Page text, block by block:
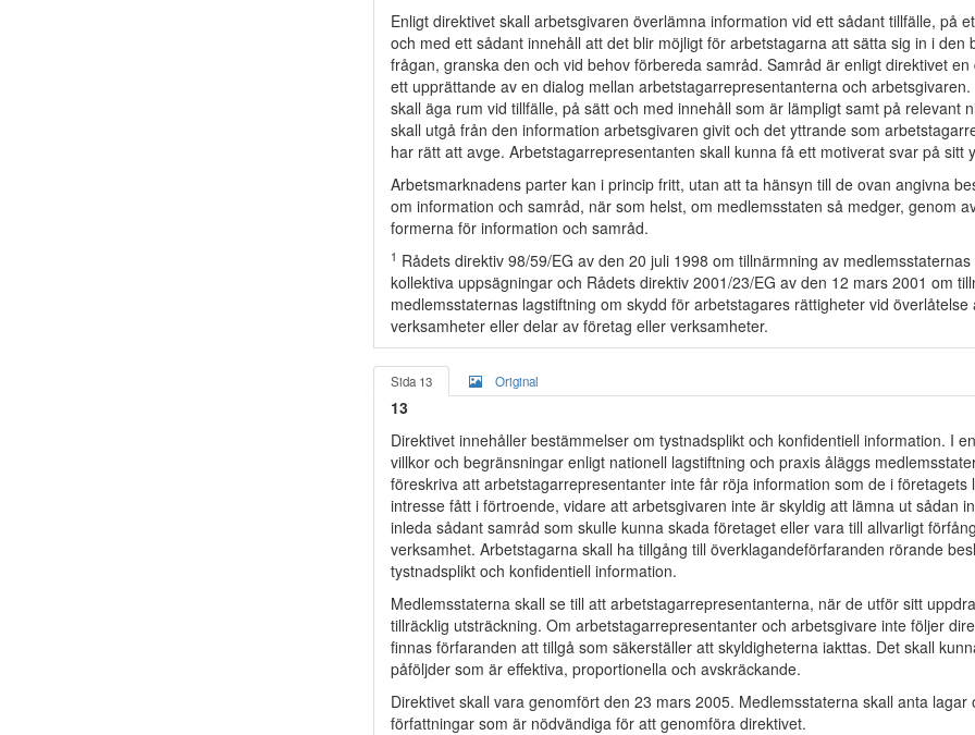
Enligt direktivet skall arbetsgivaren överlämna information vid ett sådant tillfälle, på
och med ett sådant innehåll att det blir möjligt för arbetstagarna att sätta sig in i den
frågan, granska den och vid behov förbereda samråd. Samråd är enligt direktivet en
ett upprättande av en dialog mellan arbetstagarrepresentanterna och
skall äga rum vid tillfälle, på sätt och med innehåll som är lämpligt samt på relevant
skall utgå från den information arbetsgivaren givit och det yttrande som
har rätt att avge. Arbetstagarrepresentanten skall kunna få ett motiverat svar på sitt
Arbetsmarknadens parter kan i princip fritt, utan att ta hänsyn till de ovan angivna
om information och samråd, när som helst, om medlemsstaten så medger, genom
formerna för information och samråd.
1 Rådets direktiv 98/59/EG av den 20 juli 1998 om tillnärmning av
kollektiva uppsägningar och Rådets direktiv 2001/23/EG av den 12 mars 2001 om
medlemsstaternas lagstiftning om skydd för arbetstagares rättigheter vid överlåtelse
verksamheter eller delar av företag eller verksamheter.
Sida 13 Original
13
Direktivet innehåller bestämmelser om tystnadsplikt och konfidentiell information. I
villkor och begränsningar enligt nationell lagstiftning och praxis åläggs
föreskriva att arbetstagarrepresentanter inte får röja information som de i företagets
intresse fått i förtroende, vidare att arbetsgivaren inte är skyldig att lämna ut sådan
inleda sådant samråd som skulle kunna skada företaget eller vara till allvarligt
verksamhet. Arbetstagarna skall ha tillgång till överklagandeförfaranden rörande
tystnadsplikt och konfidentiell information.
Medlemsstaterna skall se till att arbetstagarrepresentanterna, när de utför sitt
tillräcklig utsträckning. Om arbetstagarrepresentanter och arbetsgivare inte följer
finnas förfaranden att tillgå som säkerställer att skyldigheterna iakttas. Det skall
påföljder som är effektiva, proportionella och avskräckande.
Direktivet skall vara genomfört den 23 mars 2005. Medlemsstaterna skall anta lagar
författningar som är nödvändiga för att genomföra direktivet.